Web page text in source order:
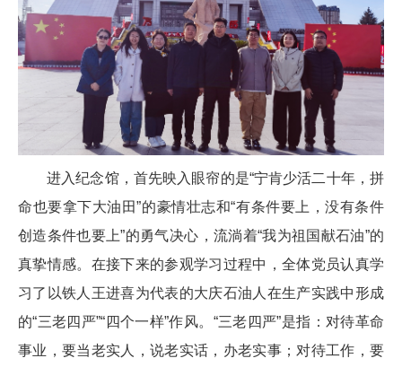
进入纪念馆，首先映入眼帘的是“宁肯少活二十年，拼
命也要拿下大油田”的豪情壮志和“有条件要上，没有条件
创造条件也要上”的勇气决心，流淌着“我为祖国献石油”的
真挚情感。在接下来的参观学习过程中，全体党员认真学
习了以铁人王进喜为代表的大庆石油人在生产实践中形成
的“三老四严”“四个一样”作风。“三老四严”是指：对待革命
事业，要当老实人，说老实话，办老实事；对待工作，要